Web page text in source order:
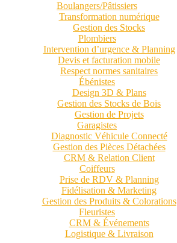
Boulangers/Pâtissiers
Transformation numérique
Gestion des Stocks
Plombiers
Intervention d’urgence & Planning
Devis et facturation mobile
Respect normes sanitaires
Ébénistes
Design 3D & Plans
Gestion des Stocks de Bois
Gestion de Projets
Garagistes
Diagnostic Véhicule Connecté
Gestion des Pièces Détachées
CRM & Relation Client
Coiffeurs
Prise de RDV & Planning
Fidélisation & Marketing
Gestion des Produits & Colorations
Fleuristes
CRM & Événements
Logistique & Livraison